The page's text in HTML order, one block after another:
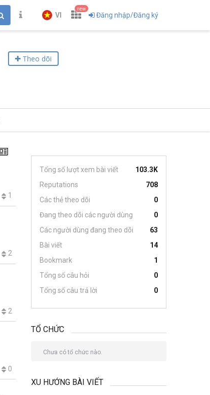
VI
new
Đăng nhập/Đăng ký
Theo dõi
1
2
2
0
Tổng số lượt xem bài viết
103.3K
Reputations
708
Các thẻ theo dõi
0
Đang theo dõi các người dùng
0
Các người dùng đang theo dõi
63
Bài viết
14
Bookmark
1
Tổng số câu hỏi
0
Tổng số câu trả lời
0
TỔ CHỨC
Chưa có tổ chức nào.
XU HƯỚNG BÀI VIẾT